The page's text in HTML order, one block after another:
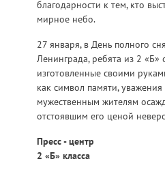
благодарности к тем, кто
мирное небо.
27 января, в День полного
Ленинграда, ребята из 2 «Б»
изготовленные своими
как символ памяти,
мужественным жителям
отстоявшим его ценой
Пресс - центр
2 «Б» класса